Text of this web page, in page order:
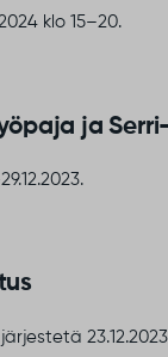
klo 15–20.
ja